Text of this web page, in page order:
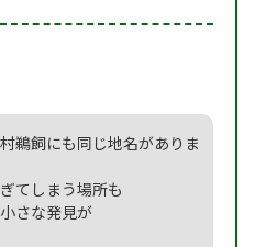
鵜飼にも同じ地名がありま
てしまう場所も
さな発見が